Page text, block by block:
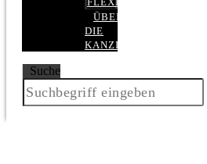
ÜBER
DIE
KANZLEI
Suche